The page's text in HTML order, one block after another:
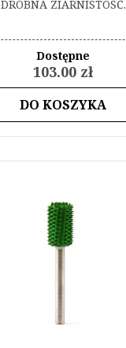
DROBNA ZIARNISTOŚĆ.
Dostępne
103.00 zł
DO KOSZYKA